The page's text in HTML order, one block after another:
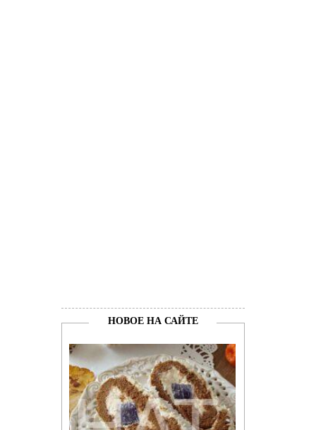
НОВОЕ НА САЙТЕ